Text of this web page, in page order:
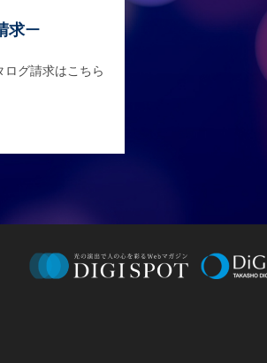
求
グ請求はこちら